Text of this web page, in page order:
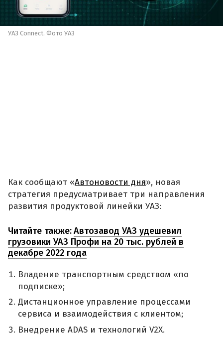
УАЗ Connect. Фото УАЗ
Как сообщают «Автоновости дня», новая
стратегия предусматривает три направления
развития продуктовой линейки УАЗ:
Читайте также:Автозавод УАЗ удешевил
грузовики УАЗ Профи на 20 тыс. рублей в
декабре 2022 года
Владение транспортным средством «по
подписке»;
Дистанционное управление процессами
сервиса и взаимодействия с клиентом;
Внедрение ADAS и технологий V2X.